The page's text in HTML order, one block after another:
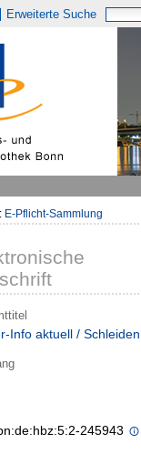
Erweiterte Suche
E-Pflicht-Sammlung
Info aktuell / Schleiden
245943